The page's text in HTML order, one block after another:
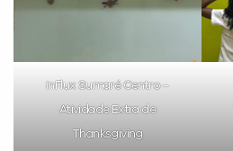
inFlux Sumaré Centro –
Atividade Extra de
Thanksgiving
VOLTAR